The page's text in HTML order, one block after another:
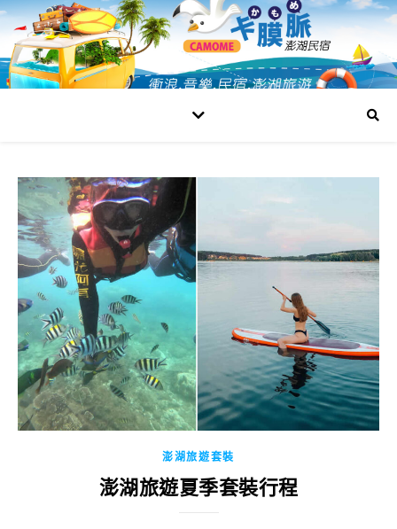
澎湖旅遊套裝
澎湖旅遊夏季套裝行程